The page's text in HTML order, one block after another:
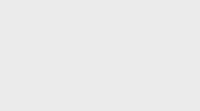
und Ansätze
auf
Ebene